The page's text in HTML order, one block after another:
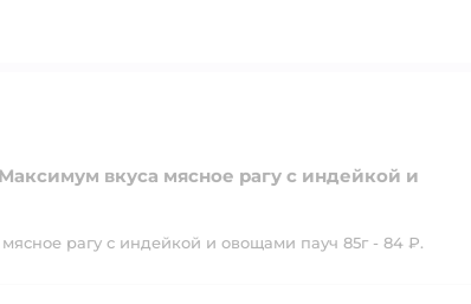
вкуса мясное рагу с индейкой и
рагу с индейкой и овощами пауч 85г - 84 ₽.